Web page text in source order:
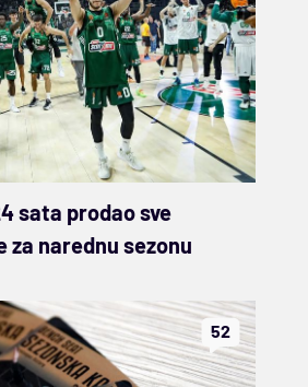
sata prodao sve
za narednu sezonu
52